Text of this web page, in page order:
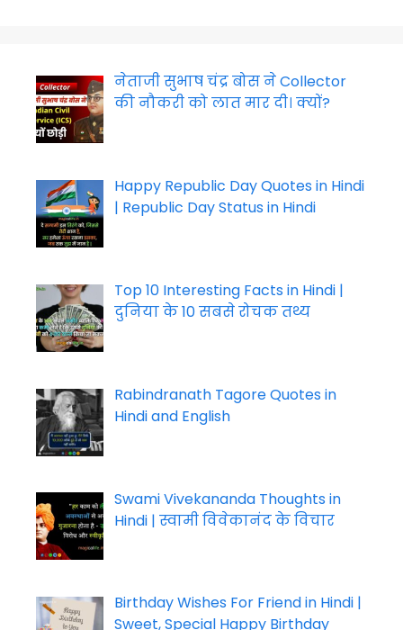
नेताजी सुभाष चंद्र बोस ने Collector
की नौकरी को लात मार दी। क्यों?
Happy Republic Day Quotes in Hindi
| Republic Day Status in Hindi
Top 10 Interesting Facts in Hindi |
दुनिया के 10 सबसे रोचक तथ्य
Rabindranath Tagore Quotes in
Hindi and English
Swami Vivekananda Thoughts in
Hindi | स्वामी विवेकानंद के विचार
Birthday Wishes For Friend in Hindi |
Sweet, Special Happy Birthday